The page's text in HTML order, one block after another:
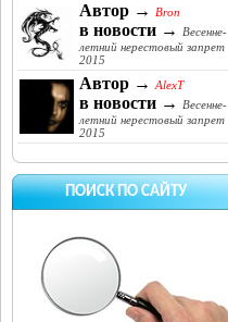
Автор → Bron
в новости →
Весенне-
летний нерестовый запрет
2015
Автор → AlexT
в новости →
Весенне-
летний нерестовый запрет
2015
ПОИСК ПО САЙТУ